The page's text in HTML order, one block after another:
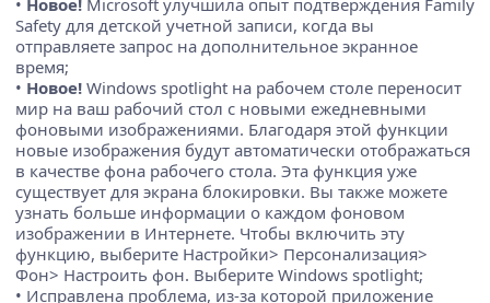
• Новое! Microsoft улучшила опыт подтверждения Family
Safety для детской учетной записи, когда вы
отправляете запрос на дополнительное экранное
время;
• Новое! Windows spotlight на рабочем столе переносит
мир на ваш рабочий стол с новыми ежедневными
фоновыми изображениями. Благодаря этой функции
новые изображения будут автоматически отображаться
в качестве фона рабочего стола. Эта функция уже
существует для экрана блокировки. Вы также можете
узнать больше информации о каждом фоновом
изображении в Интернете. Чтобы включить эту
функцию, выберите Настройки> Персонализация>
Фон> Настроить фон. Выберите Windows spotlight;
• Исправлена проблема, из-за которой приложение